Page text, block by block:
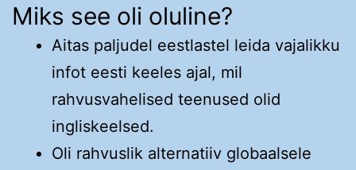
Miks see oli oluline?
Aitas paljudel eestlastel leida vajalikku
infot eesti keeles ajal, mil
rahvusvahelised teenused olid
ingliskeelsed.
Oli rahvuslik alternatiiv globaalsele